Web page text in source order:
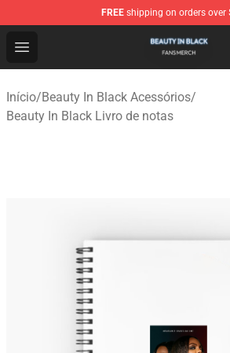
FREE shipping on orders over
Open menu
Beauty In Black Shop - Official
Início/Beauty In Black Acessórios/
Beauty In Black Livro de notas